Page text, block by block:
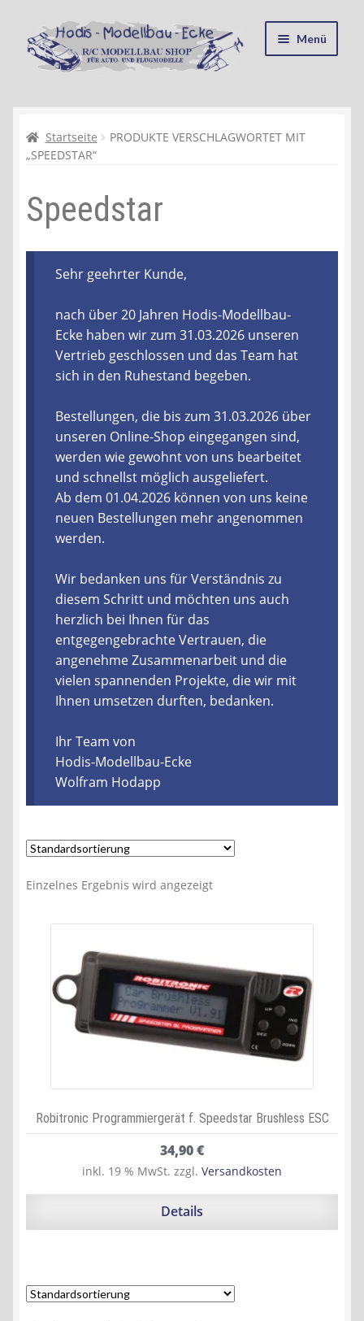
Zur
Navigation
springen
Zum
Inhalt
springen
Menü
Kasse
Recycling, Entsorgung und Umwelt
Shop
Warenkorb
Ablauf einer Bestellung
Zahlungsarten
Lieferzeit & Verfügbarkeit
Gutschein
Batterien- und Akku Verordnung
Elektro- und Elektronikgeräte Verordnung
Öle- und Schmierstoff Verordnung
Vereine & Foren
Kontakt
Startseite
PRODUKTE VERSCHLAGWORTET MIT
„SPEEDSTAR“
Speedstar
Sehr geehrter Kunde,
nach über 20 Jahren Hodis-Modellbau-
Ecke haben wir zum 31.03.2026 unseren
Vertrieb geschlossen und das Team hat
sich in den Ruhestand begeben.
Bestellungen, die bis zum 31.03.2026 über
unseren Online-Shop eingegangen sind,
werden wie gewohnt von uns bearbeitet
und schnellst möglich ausgeliefert.
Ab dem 01.04.2026 können von uns keine
neuen Bestellungen mehr angenommen
werden.
Wir bedanken uns für Verständnis zu
diesem Schritt und möchten uns auch
herzlich bei Ihnen für das
entgegengebrachte Vertrauen, die
angenehme Zusammenarbeit und die
vielen spannenden Projekte, die wir mit
Ihnen umsetzen durften, bedanken.
Ihr Team von
Hodis-Modellbau-Ecke
Wolfram Hodapp
Einzelnes Ergebnis wird angezeigt
Robitronic Programmiergerät f. Speedstar Brushless ESC
34,90€
inkl. 19 % MwSt. zzgl. Versandkosten
Details